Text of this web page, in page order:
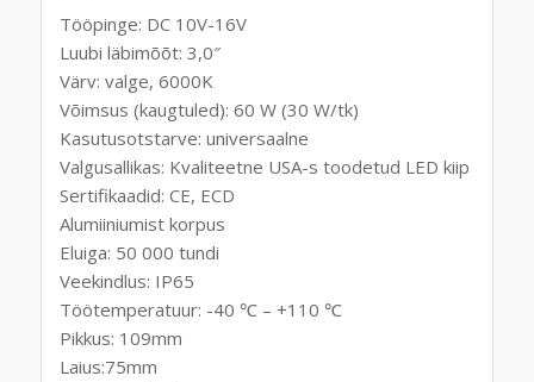
Tööpinge: DC 10V-16V
Luubi läbimõõt: 3,0″
Värv: valge, 6000K
Võimsus (kaugtuled): 60 W (30 W/tk)
Kasutusotstarve: universaalne
Valgusallikas: Kvaliteetne USA-s toodetud LED kiip
Sertifikaadid: CE, ECD
Alumiiniumist korpus
Eluiga: 50 000 tundi
Veekindlus: IP65
Töötemperatuur: -40 ℃ – +110 ℃
Pikkus: 109mm
Laius:75mm